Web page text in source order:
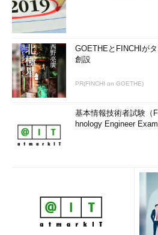
GOETHEとFINCHIが
創設
PR(FINCHI on GOETHE)
基本情報技術者試験（
hnology Engineer